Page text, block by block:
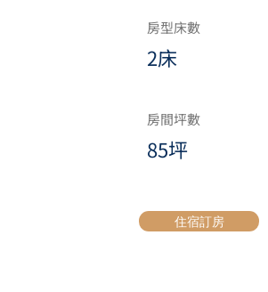
房型床數
2床
房間坪數
85坪
住宿訂房